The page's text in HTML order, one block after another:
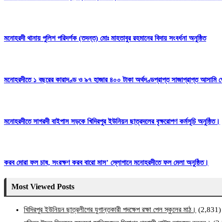
মনোহরদী থানায় পুলিশ পরিদর্শক (তদন্ত) মোঃ মাহতাবুর রহমানের বিদায় সংবর্ধনা অনুষ্ঠিত
মনোহরদীতে ১ বছরের কারাদণ্ড ও ৯৭ হাজার ৪০০ টাকা অর্থদণ্ডপ্রাপ্ত সাজাপ্রাপ্ত আসামি
মনোহরদীতে সাগরদী বাইপাস সড়কে খিদিরপুর ইউনিয়ন ছাত্রদলের বৃক্ষরোপণ কর্মসূচি অনুষ্ঠিত।
করব মোরা ফল চাষ, সংরক্ষণ করব বারো মাস’ স্লোগানে মনোহরদীতে ফল মেলা অনুষ্ঠিত।
Most Viewed Posts
খিদিরপুর ইউনিয়ন ছাত্রলীগের যুগান্তকারী পদক্ষেপ রক্ষা পেল স্কুলের মাঠ। (2,831)